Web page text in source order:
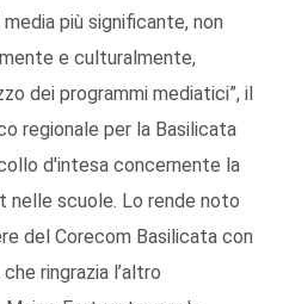
più significante, non
e culturalmente,
dei programmi mediatici”, il
regionale per la Basilicata
d'intesa concernente la
nelle scuole. Lo rende noto
del Corecom Basilicata con
ringrazia l’altro